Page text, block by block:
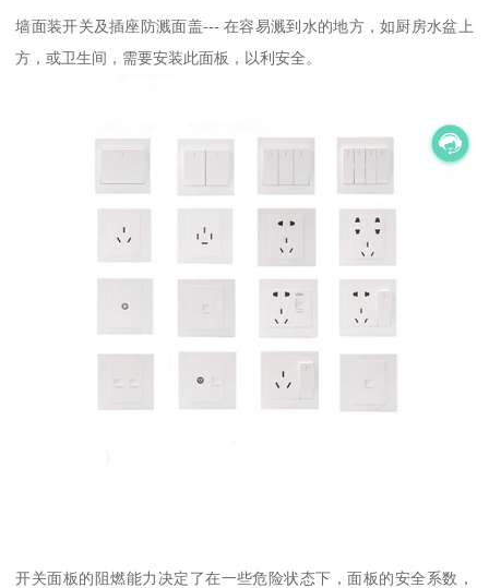
墙面装开关及插座防溅面盖--- 在容易溅到水的地方，如厨房水盆上
方，或卫生间，需要安装此面板，以利安全。
开关面板的阻燃能力决定了在一些危险状态下，面板的安全系数，